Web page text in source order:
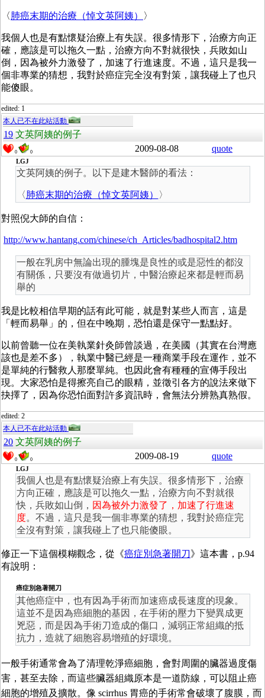
〈肺癌末期的治療（悼文英阿姨） 〉
我個人也是有點懷疑治療上有失誤。很多情形下，治療方向正
確，應該是可以拖久一點，治療方向不對就很快，兵敗如山
倒，因為被外力激發了，加速了行進速度。不過，這只是我一
個非專業的猜想，我對於癌症完全沒有對策，讓我碰上了也只
能傻眼。
edited: 1
本人已不在此站活動
19 文英阿姨的例子
0 0 2009-08-08 quote
LGJ
文英阿姨的例子。以下是建木醫師的看法：
〈肺癌末期的治療（悼文英阿姨） 〉
對照倪大師的自信：
http://www.hantang.com/chinese/ch_Articles/badhospital2.htm
一般在乳房中無論出現的腫塊是良性的或是惡性的都沒
有關係，只要沒有做過切片，中醫治療起來都是輕而易
舉的
我是比較相信早期的話有此可能，就是對某些人而言，這是
「輕而易舉」的，但在中晚期，恐怕還是保守一點點好。
以前曾聽一位在美執業針灸師曾談過，在美國（其實在台灣應
該也是差不多），執業中醫已經是一種商業手段在運作，並不
是單純的行醫救人那麼單純。也因此會有種種的宣傳手段出
現。大家恐怕是得擦亮自己的眼精，並徵引各方的說法來做下
抉擇了，因為你恐怕面對許多資訊時，會無法分辨熟真熟假。
edited: 2
本人已不在此站活動
20 文英阿姨的例子
0 0 2009-08-19 quote
LGJ
我個人也是有點懷疑治療上有失誤。很多情形下，治療
方向正確，應該是可以拖久一點，治療方向不對就很
快，兵敗如山倒， 因為被外力激發了，加速了行進速
度。不過，這只是我一個非專業的猜想，我對於癌症完
全沒有對策，讓我碰上了也只能傻眼。
修正一下這個模糊觀念，從《癌症別急著開刀》這本書，p.94
有說明：
癌症別急著開刀
其他癌症中，也有因為手術而加速癌成長速度的現象。
這並不是因為癌細胞的基因，在手術的壓力下變異成更
兇惡，而是因為手術刀造成的傷口，減弱正常組織的抵
抗力，造就了細胞容易增殖的好環境。
一般手術通常會為了清理乾淨癌細胞，會對周圍的臟器過度傷
害，甚至去除，而這些臟器組織原本是一道防線，可以阻止癌
細胞的增殖及擴散。像 scirrhus 胃癌的手術常會破壞了腹膜，而